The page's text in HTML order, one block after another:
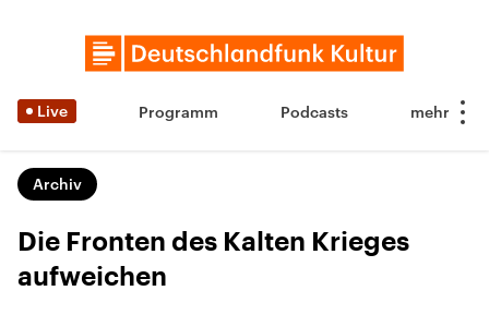
Live Programm Podcasts
Archiv
Die Fronten des Kalten Krieges
aufweichen